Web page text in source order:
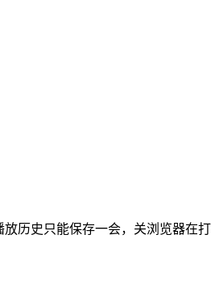
历史只能保存一会，关浏览器在打